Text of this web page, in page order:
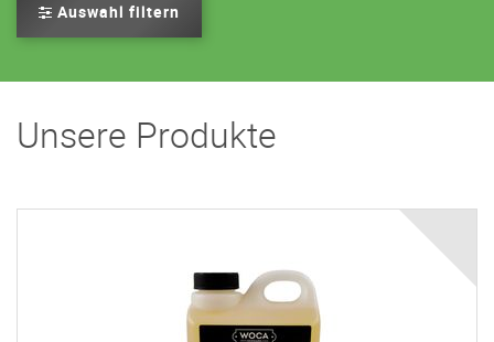
Auswahl filtern
Unsere Produkte